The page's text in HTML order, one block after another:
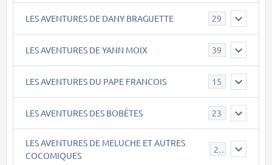
LES AVENTURES DE DANY BRAGUETTE 29
LES AVENTURES DE YANN MOIX 39
LES AVENTURES DU PAPE FRANCOIS 15
LES AVENTURES DES BOBÊTES 23
LES AVENTURES DE MELUCHE ET AUTRES
COCOMIQUES